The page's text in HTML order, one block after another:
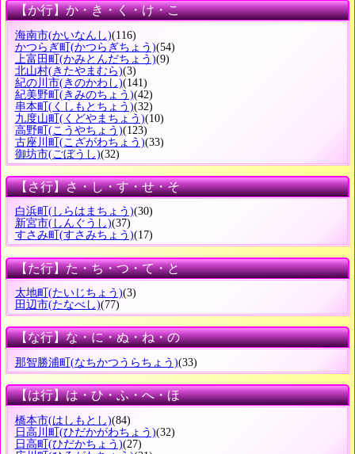
【か行】か・き・く・け・こ
海南市(かいなんし)(116)
かつらぎ町(かつらぎちょう)(54)
上富田町(かみとんだちょう)(9)
北山村(きたやまむら)(3)
紀の川市(きのかわし)(141)
紀美野町(きみのちょう)(42)
串本町(くしもとちょう)(32)
九度山町(くどやまちょう)(10)
高野町(こうやちょう)(123)
古座川町(こざがわちょう)(33)
御坊市(ごぼうし)(32)
【さ行】さ・し・す・せ・そ
白浜町 (しらはまちょう)(30)
新宮市(しんぐうし)(37)
すさみ町 (すさみちょう)(17)
【た行】た・ち・つ・て・と
太地町 (たいじちょう)(3)
田辺市(たなべし)(77)
【な行】な・に・ぬ・ね・の
那智勝浦町 (なちかつうらちょう)(33)
【は行】は・ひ・ふ・へ・ほ
橋本市(はしもとし)(84)
日高川町(ひだかがわちょう)(32)
日高町(ひだかちょう)(27)